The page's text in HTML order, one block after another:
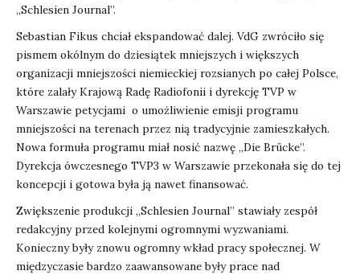
„Schlesien Journal”.
Sebastian Fikus chciał ekspandować dalej. VdG zwróciło się
pismem okólnym do dziesiątek mniejszych i większych
organizacji mniejszości niemieckiej rozsianych po całej Polsce,
które zalały Krajową Radę Radiofonii i dyrekcję TVP w
Warszawie petycjami o umożliwienie emisji programu
mniejszości na terenach przez nią tradycyjnie zamieszkałych.
Nowa formuła programu miał nosić nazwę „Die Brücke”.
Dyrekcja ówczesnego TVP3 w Warszawie przekonała się do tej
koncepcji i gotowa była ją nawet finansować.
Zwiększenie produkcji „Schlesien Journal” stawiały zespół
redakcyjny przed kolejnymi ogromnymi wyzwaniami.
Konieczny były znowu ogromny wkład pracy społecznej. W
międzyczasie bardzo zaawansowane były prace nad